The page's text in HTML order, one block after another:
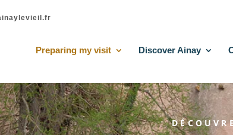
Preparing my visit Discover Ainay